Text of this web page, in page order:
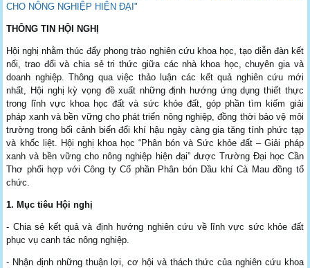
CHO NÔNG NGHIỆP HIỆN ĐẠI"
THÔNG TIN HỘI NGHỊ
Hội nghị nhằm thúc đẩy phong trào nghiên cứu khoa học, tạo diễn đàn kết
nối, trao đổi và chia sẻ tri thức giữa các nhà khoa học, chuyên gia và
doanh nghiệp. Thông qua việc thảo luận các kết quả nghiên cứu mới
nhất, Hội nghị kỳ vọng đề xuất những định hướng ứng dụng thiết thực
trong lĩnh vực khoa học đất và sức khỏe đất, góp phần tìm kiếm giải
pháp xanh và bền vững cho phát triển nông nghiệp, đồng thời bảo vệ môi
trường trong bối cảnh biến đổi khí hậu ngày càng gia tăng tính phức tạp
và khốc liệt. Hội nghị khoa học “Phân bón và Sức khỏe đất – Giải pháp
xanh và bền vững cho nông nghiệp hiện đại” được Trường Đại học Cần
Thơ phối hợp với Công ty Cổ phần Phân bón Dầu khí Cà Mau đồng tổ
chức.
1. Mục tiêu Hội nghị
- Chia sẻ kết quả và định hướng nghiên cứu về lĩnh vực sức khỏe đất
phục vụ canh tác nông nghiệp.
- Nhận định những thuận lợi, cơ hội và thách thức của nghiên cứu khoa